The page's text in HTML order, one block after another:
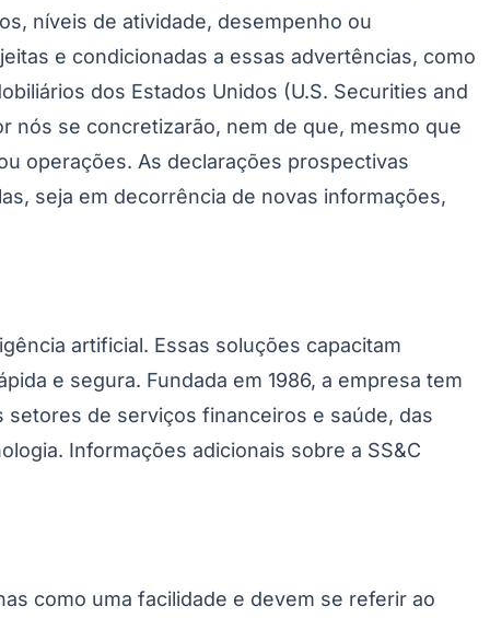
níveis de atividade, desempenho ou
e condicionadas a essas advertências, como
dos Estados Unidos (U.S. Securities and
nós se concretizarão, nem de que, mesmo que
operações. As declarações prospectivas
seja em decorrência de novas informações,
artificial. Essas soluções capacitam
e segura. Fundada em 1986, a empresa tem
de serviços financeiros e saúde, das
Informações adicionais sobre a SS&C
como uma facilidade e devem se referir ao